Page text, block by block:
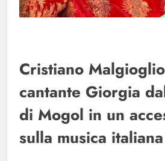
Cristiano
cantante Giorgia
di Mogol in un
sulla musica italiana